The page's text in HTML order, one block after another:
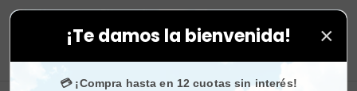
¡Te damos la bienvenida! ×
💳 ¡Compra hasta en 12 cuotas sin interés!
compras. ⚡ Compra rápido y aprovecha. 💙